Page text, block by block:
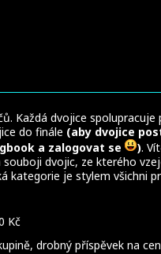
Každá dvojice
do finále (aby dvojice
a zalogovat se
).
dvojic, ze kterého
kategorie je stylem všichni
Kč
drobný příspěvek na